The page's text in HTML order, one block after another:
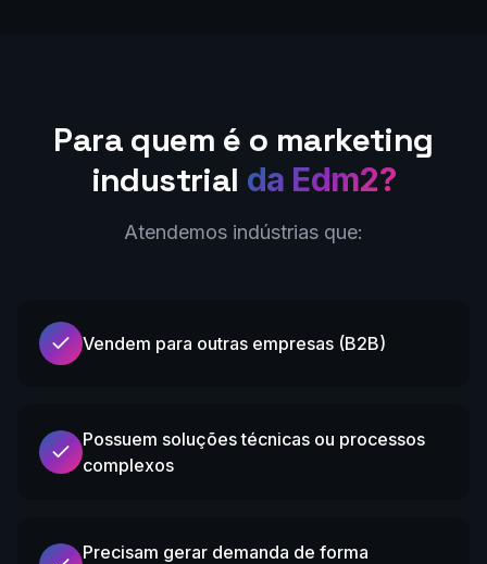
Para quem é o marketing
industrial da Edm2?
Atendemos indústrias que:
Vendem para outras empresas (B2B)
Possuem soluções técnicas ou processos
complexos
Precisam gerar demanda de forma